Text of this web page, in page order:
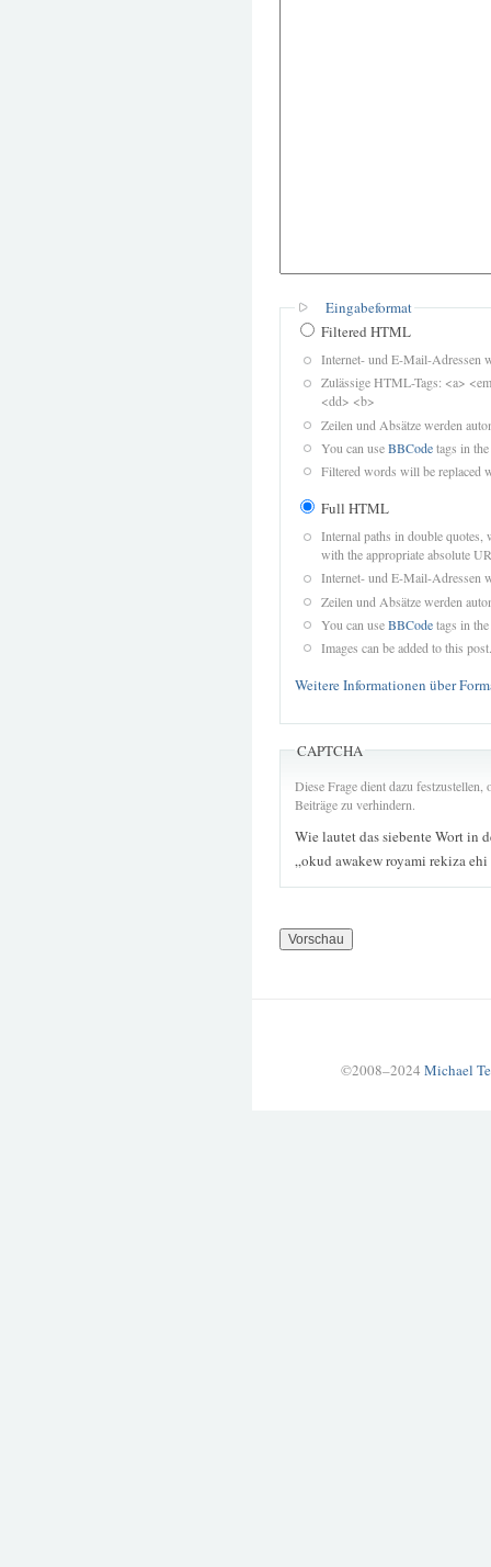
Eingabeformat
Filtered HTML
Internet- und E-Mail-Adressen
Zulässige HTML-Tags: <a>
<dd> <b>
Zeilen und Absätze werden
You can useBBCodetags in
Filtered words will be replaced
Full HTML
Internal paths in double quotes,
with the appropriate absolute
Internet- und E-Mail-Adressen
Zeilen und Absätze werden
You can useBBCodetags in
Images can be added to this post.
Weitere Informationen über
CAPTCHA
Diese Frage dient dazu
Beiträge zu verhindern.
Wie lautet das siebente Wort in
„okud awakew royami rekiza
©2008–2024 Michael